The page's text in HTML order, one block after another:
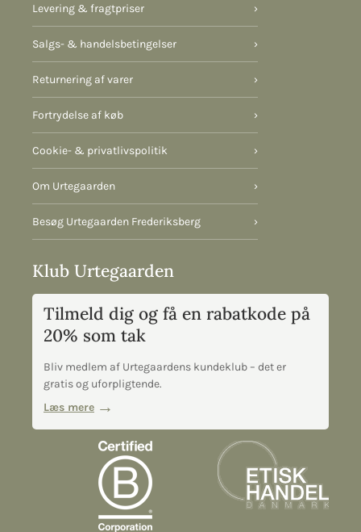
Levering & fragtpriser ›
Salgs- & handelsbetingelser ›
Returnering af varer ›
Fortrydelse af køb ›
Cookie- & privatlivspolitik ›
Om Urtegaarden ›
Besøg Urtegaarden Frederiksberg ›
Klub Urtegaarden
Tilmeld dig og få en rabatkode på
20% som tak
Bliv medlem af Urtegaardens kundeklub – det er
gratis og uforpligtende.
Læs mere